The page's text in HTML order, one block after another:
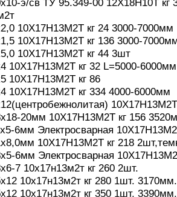
10Х17Н13М2Т кг 24 3000-7000мм
10Х17Н13М2Т кг 136 3000-
10Х17Н13М2Т кг 44 3шт
10Х17Н13М2Т кг 32 L=5000-6000мм
10Х17Н13М2Т кг 86
10Х17Н13М2Т кг 334 4000-6000мм
20мм 10Х17Н13М2Т кг 156
6мм Электросварная
10Х17Н13М2Т кг 218
6мм Электросварная
7 10х17н13м2т кг 260 2шт.
10х17н13м2т кг 280 1шт. 3170мм.
10х17н13м2т кг 350 1шт. 3390мм.